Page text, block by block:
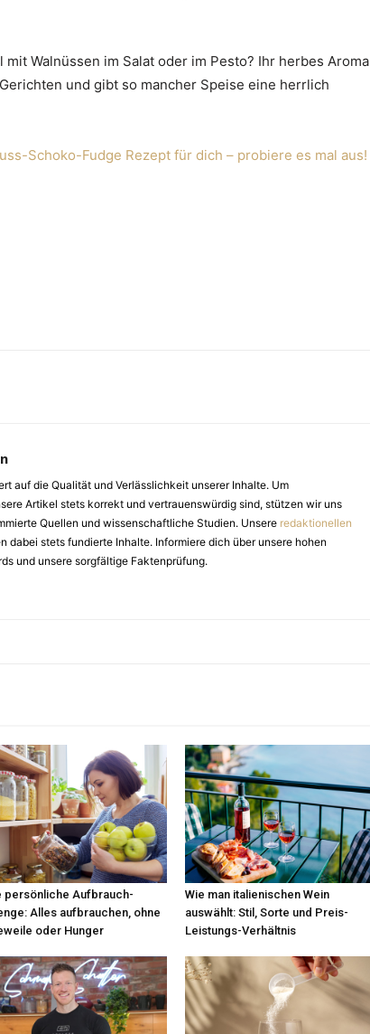
Walnüssen im Salat oder im Pesto? Ihr herbes Aroma
und gibt so mancher Speise eine herrlich
Schoko-Fudge Rezept für dich – probiere es mal aus!
auf die Qualität und Verlässlichkeit unserer Inhalte. Um
Artikel stets korrekt und vertrauenswürdig sind, stützen wir uns
Quellen und wissenschaftliche Studien. Unsere redaktionellen
dabei stets fundierte Inhalte. Informiere dich über unsere hohen
und unsere sorgfältige Faktenprüfung.
persönliche Aufbrauch-
Alles aufbrauchen, ohne
oder Hunger
Wie man italienischen Wein
auswählt: Stil, Sorte und Preis-
Leistungs-Verhältnis